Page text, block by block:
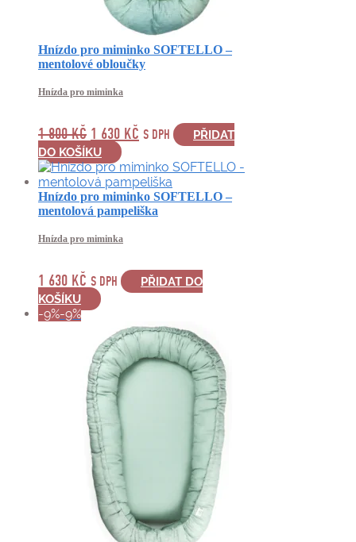
Hnízdo pro miminko SOFTELLO –
mentolové obloučky
Hnízda pro miminka
1 800KČ PŮVODNÍ
CENA
BYLA:
1
800 KČ.
1 630 KČ AKTUÁLNÍ
JE:
1
630 KČ.
S DPH
PŘIDAT
DO KOŠÍKU
Hnízdo pro miminko SOFTELLO –
mentolová pampeliška
Hnízda pro miminka
1 630 KČ S DPH
PŘIDAT DO
KOŠÍKU
-9%-9%